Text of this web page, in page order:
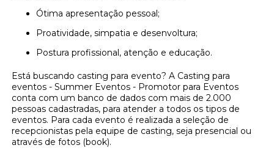
Ótima apresentação pessoal;
Proatividade, simpatia e desenvoltura;
Postura profissional, atenção e educação.
Está buscando casting para evento? A Casting para
eventos - Summer Eventos - Promotor para Eventos
conta com um banco de dados com mais de 2.000
pessoas cadastradas, para atender a todos os tipos de
eventos. Para cada evento é realizada a seleção de
recepcionistas pela equipe de casting, seja presencial ou
através de fotos (book).